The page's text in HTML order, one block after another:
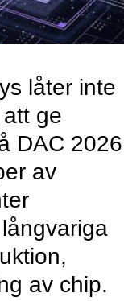
låter inte
ge
DAC 2026
av
av chip.